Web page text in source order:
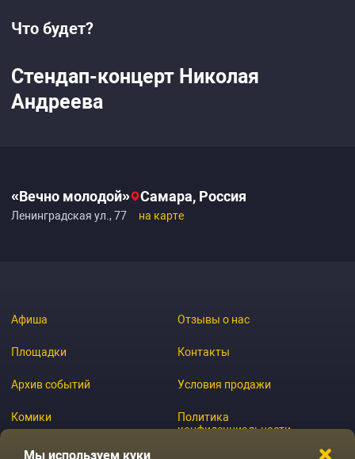
Что будет?
Стендап-концерт Николая
Андреева
«Вечно молодой» Самара, Россия
Ленинградская ул., 77 на карте
Афиша
Площадки
Архив событий
Комики
Журнал
Отзывы о нас
Контакты
Условия продажи
Политика
конфиденциальности
Мы используем куки